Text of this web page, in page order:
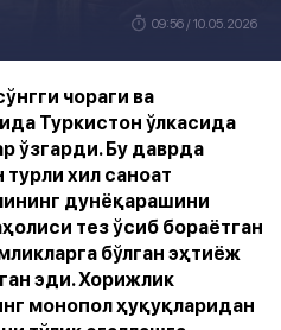
09:56 / 10.05.2026
чораги ва
Туркистон ўлкасида
ўзгарди. Бу даврда
хил саноат
дунёқарашини
тез ўсиб бораётган
бўлган эҳтиёж
эди. Хорижлик
монопол ҳуқуқларидан